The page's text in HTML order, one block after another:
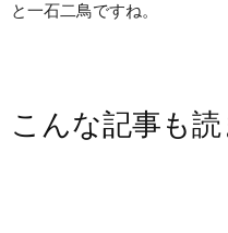
と一石二鳥ですね。
こんな記事も